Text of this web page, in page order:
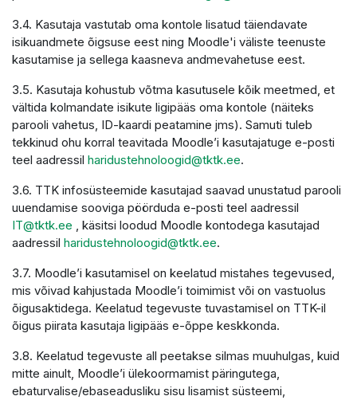
3.4. Kasutaja vastutab oma kontole lisatud täiendavate
isikuandmete õigsuse eest ning Moodle'i väliste teenuste
kasutamise ja sellega kaasneva andmevahetuse eest.
3.5. Kasutaja kohustub võtma kasutusele kõik meetmed, et
vältida kolmandate isikute ligipääs oma kontole (näiteks
parooli vahetus, ID-kaardi peatamine jms). Samuti tuleb
tekkinud ohu korral teavitada Moodle’i kasutajatuge e-posti
teel aadressil haridustehnoloogid@tktk.ee.
3.6. TTK infosüsteemide kasutajad saavad unustatud parooli
uuendamise sooviga pöörduda e-posti teel aadressil
IT@tktk.ee , käsitsi loodud Moodle kontodega kasutajad
aadressil haridustehnoloogid@tktk.ee.
3.7. Moodle’i kasutamisel on keelatud mistahes tegevused,
mis võivad kahjustada Moodle’i toimimist või on vastuolus
õigusaktidega. Keelatud tegevuste tuvastamisel on TTK-il
õigus piirata kasutaja ligipääs e-õppe keskkonda.
3.8. Keelatud tegevuste all peetakse silmas muuhulgas, kuid
mitte ainult, Moodle’i ülekoormamist päringutega,
ebaturvalise/ebaseadusliku sisu lisamist süsteemi,